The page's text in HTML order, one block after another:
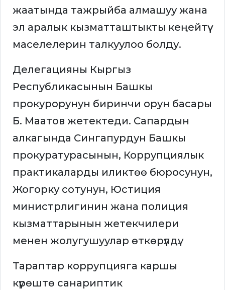
жаатында тажрыйба алмашуу жана
эл аралык кызматташтыкты кеңейтүү
маселелерин талкуулоо болду.
Делегацияны Кыргыз
Республикасынын Башкы
прокурорунун биринчи орун басары
Б. Маатов жетектеди. Сапардын
алкагында Сингапурдун Башкы
прокуратурасынын, Коррупциялык
практикаларды иликтөө бюросунун,
Жогорку сотунун, Юстиция
министрлигинин жана полиция
кызматтарынын жетекчилери
менен жолугушуулар өткөрүлдү.
Тараптар коррупцияга каршы
күрөштө санариптик